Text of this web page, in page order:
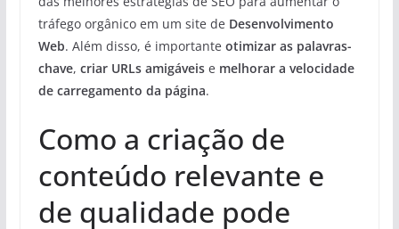
tráfego orgânico em um site de Desenvolvimento
Web. Além disso, é importante otimizar as palavras-
chave, criar URLs amigáveise melhorar a velocidade
de carregamento da página.
Como a criação de
conteúdo relevante e
de qualidade pode